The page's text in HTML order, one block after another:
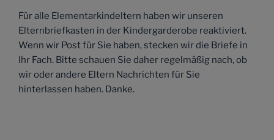
Für alle Elementarkindeltern haben wir unseren
Elternbriefkasten in der Kindergarderobe reaktiviert.
Wenn wir Post für Sie haben, stecken wir die Briefe in
Ihr Fach. Bitte schauen Sie daher regelmäßig nach, ob
wir oder andere Eltern Nachrichten für Sie
hinterlassen haben. Danke.